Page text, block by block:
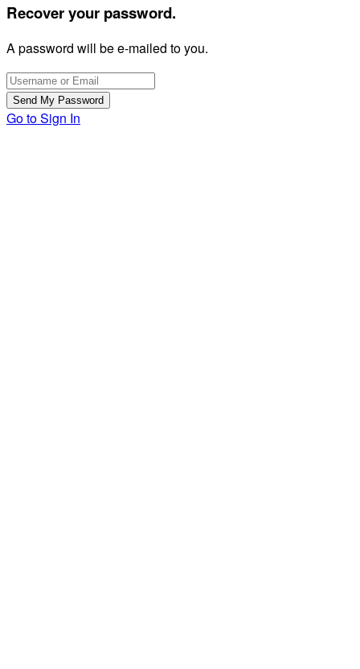
Recover your password.
A password will be e-mailed to you.
Go to Sign In